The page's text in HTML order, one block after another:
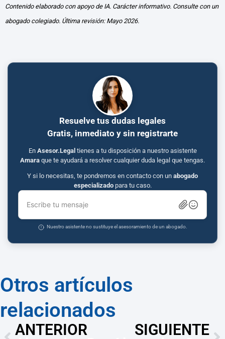
Contenido elaborado con apoyo de IA. Carácter informativo. Consulte con un
abogado colegiado. Última revisión: Mayo 2026.
Resuelve tus dudas legales
Gratis, inmediato y sin registrarte
En Asesor.Legal tienes a tu disposición a nuestro asistente
Amara que te ayudará a resolver cualquier duda legal que tengas.
Y si lo necesitas, te pondremos en contacto con un abogado
especializadopara tu caso.
Escribe tu mensaje
Nuestro asistente no sustituye el asesoramiento de un abogado.
Otros artículos
relacionados
ANTERIOR
SIGUIENTE